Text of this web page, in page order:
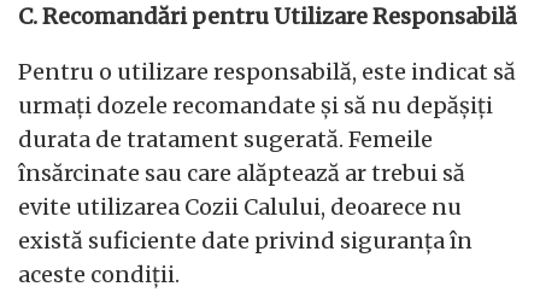
C. Recomandări pentru Utilizare Responsabilă
Pentru o utilizare responsabilă, este indicat să
urmați dozele recomandate și să nu depășiți
durata de tratament sugerată. Femeile
însărcinate sau care alăptează ar trebui să
evite utilizarea Cozii Calului, deoarece nu
există suficiente date privind siguranța în
aceste condiții.